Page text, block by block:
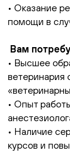
• Оказание
помощи в
Вам
• Высшее
ветеринария
• Опыт
• Наличие
курсов и